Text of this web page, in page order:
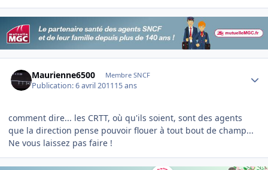
Maurienne6500 Membre SNCF
Publication:6 avril 201115 ans
comment dire... les CRTT, où qu'ils soient, sont des agents
que la direction pense pouvoir flouer à tout bout de champ...
Ne vous laissez pas faire !